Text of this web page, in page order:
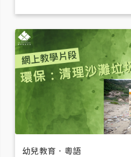
幼兒教育 ． 粵語